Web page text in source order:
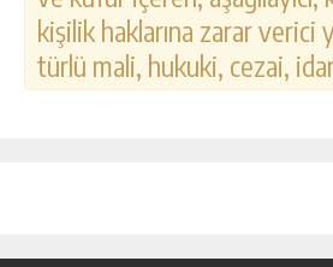
kişilik haklarına zarar
türlü mali, hukuki, cezai,